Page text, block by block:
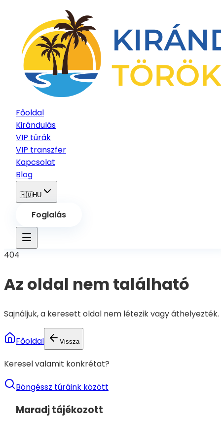
Főoldal
Kirándulás
VIP túrák
VIP transzfer
Kapcsolat
Blog
🇭🇺HU
Foglalás
404
Az oldal nem található
Sajnáljuk, a keresett oldal nem létezik vagy áthelyezték.
Főoldal Vissza
Keresel valamit konkrétat?
Böngéssz túráink között
Maradj tájékozott